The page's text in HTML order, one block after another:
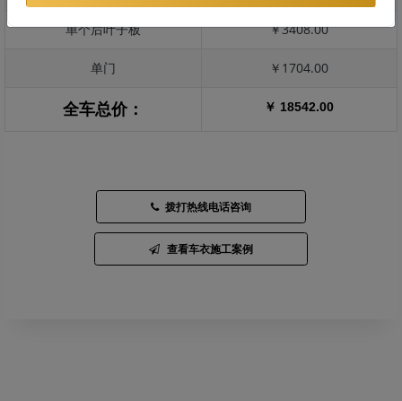
单个后叶子板 ￥3408.00
单门 ￥1704.00
全车总价： ￥ 18542.00
拨打热线电话咨询
查看车衣施工案例